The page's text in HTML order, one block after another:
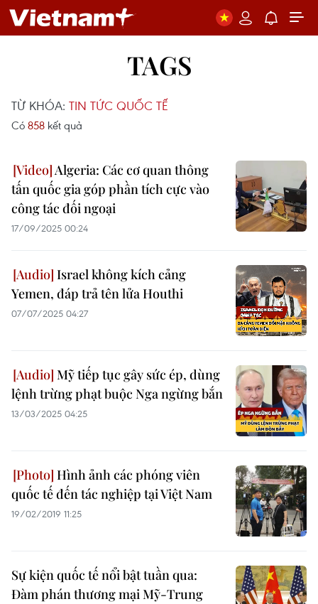
TAGS
TỪ KHÓA: TIN TỨC QUỐC TẾ
Có 858 kết quả
Algeria: Các cơ quan thông
tấn quốc gia góp phần tích cực vào
công tác đối ngoại
17/09/2025 00:24
Israel không kích cảng
Yemen, đáp trả tên lửa Houthi
07/07/2025 04:27
Mỹ tiếp tục gây sức ép, dùng
lệnh trừng phạt buộc Nga ngừng bắn
13/03/2025 04:25
Hình ảnh các phóng viên
quốc tế đến tác nghiệp tại Việt Nam
19/02/2019 11:25
Sự kiện quốc tế nổi bật tuần qua:
Đàm phán thương mại Mỹ-Trung